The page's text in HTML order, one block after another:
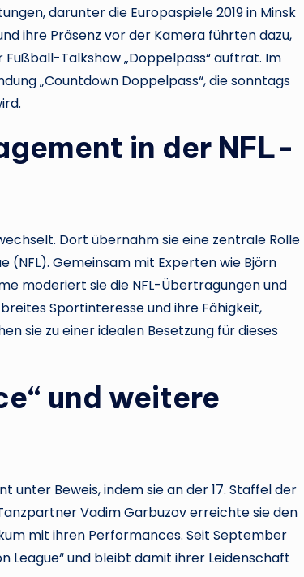
darunter die Europaspiele 2019 in Minsk
ihre Präsenz vor der Kamera führten dazu,
Talkshow „Doppelpass“ auftrat. Im
„Countdown Doppelpass“, die sonntags
in der NFL-
Dort übernahm sie eine zentrale Rolle
Gemeinsam mit Experten wie Björn
moderiert sie die NFL-Übertragungen und
Sportinteresse und ihre Fähigkeit,
sie zu einer idealen Besetzung für dieses
und weitere
unter Beweis, indem sie an der 17. Staffel der
Vadim Garbuzov erreichte sie den
mit ihren Performances. Seit September
League“ und bleibt damit ihrer Leidenschaft